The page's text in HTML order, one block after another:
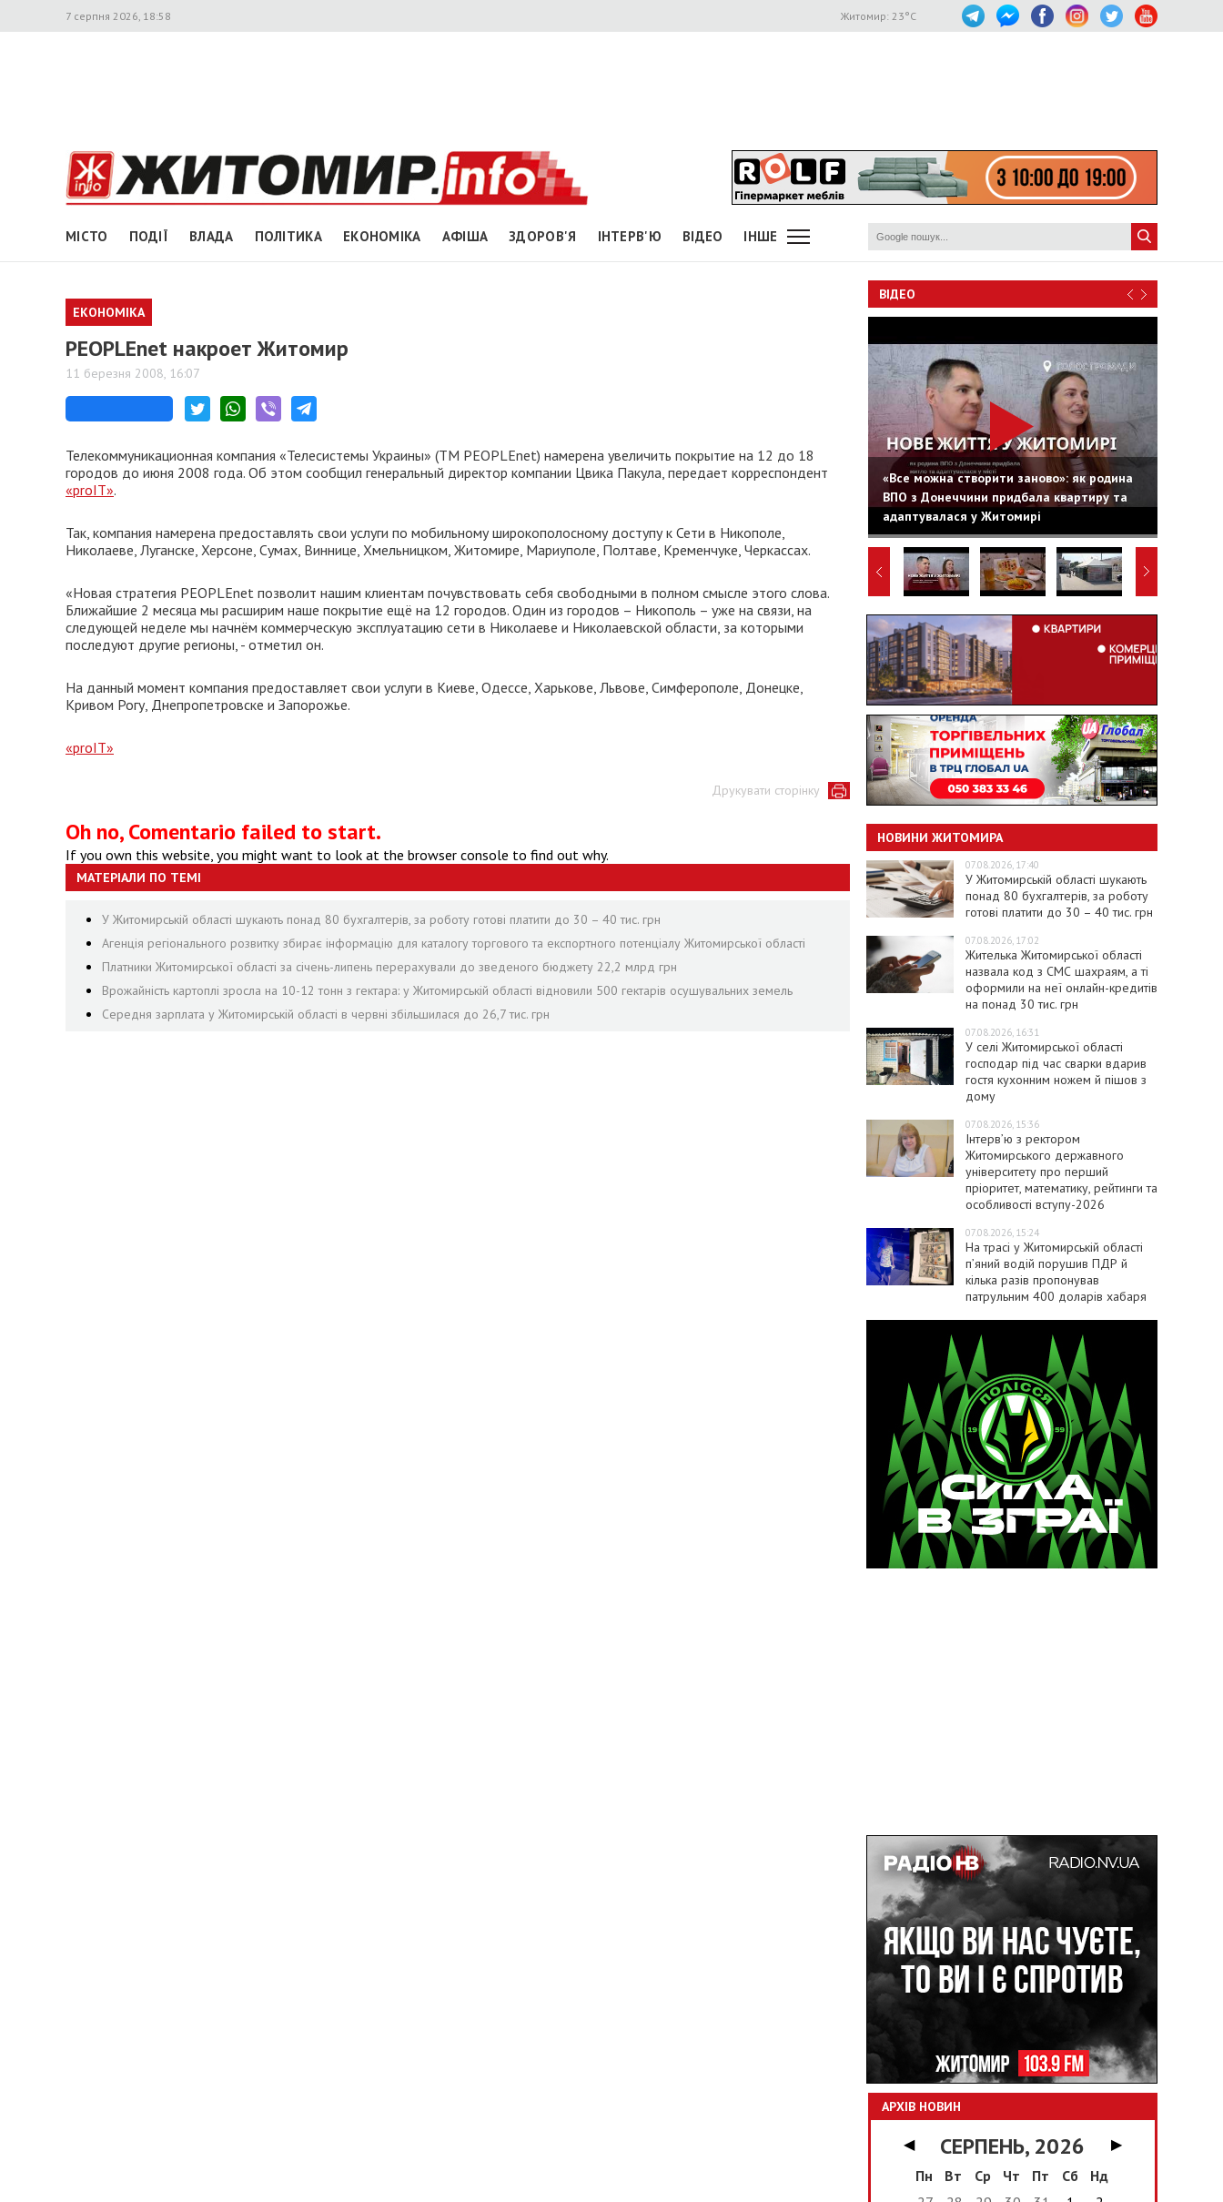
7 серпня 2026, 18:58 Житомир: 23°C
МІСТО ПОДІЇ ВЛАДА ПОЛІТИКА ЕКОНОМІКА АФІША ЗДОРОВ'Я ІНТЕРВ'Ю ВІДЕО ІНШЕ
ЕКОНОМІКА
PEOPLEnet накроет Житомир
11 березня 2008, 16:07
Телекоммуникационная компания «Телесистемы Украины» (ТМ PEOPLEnet) намерена увеличить покрытие на 12 до 18
городов до июня 2008 года. Об этом сообщил генеральный директор компании Цвика Пакула, передает корреспондент
«proIT».
Так, компания намерена предоставлять свои услуги по мобильному широкополосному доступу к Сети в Никополе,
Николаеве, Луганске, Херсоне, Сумах, Виннице, Хмельницком, Житомире, Мариуполе, Полтаве, Кременчуке, Черкассах.
«Новая стратегия PEOPLEnet позволит нашим клиентам почувствовать себя свободными в полном смысле этого слова.
Ближайшие 2 месяца мы расширим наше покрытие ещё на 12 городов. Один из городов – Никополь – уже на связи, на
следующей неделе мы начнём коммерческую эксплуатацию сети в Николаеве и Николаевской области, за которыми
последуют другие регионы, - отметил он.
На данный момент компания предоставляет свои услуги в Киеве, Одессе, Харькове, Львове, Симферополе, Донецке,
Кривом Рогу, Днепропетровске и Запорожье.
«proIT»
Друкувати сторінку
Oh no, Comentario failed to start.
If you own this website, you might want to look at the browser console to find out why.
МАТЕРІАЛИ ПО ТЕМІ
У Житомирській області шукають понад 80 бухгалтерів, за роботу готові платити до 30 – 40 тис. грн
Агенція регіонального розвитку збирає інформацію для каталогу торгового та експортного потенціалу Житомирської області
Платники Житомирської області за січень-липень перерахували до зведеного бюджету 22,2 млрд грн
Врожайність картоплі зросла на 10-12 тонн з гектара: у Житомирській області відновили 500 гектарів осушувальних земель
Середня зарплата у Житомирській області в червні збільшилася до 26,7 тис. грн
ВІДЕО
«Все можна створити заново»: як родина
ВПО з Донеччини придбала квартиру та
адаптувалася у Житомирі
НОВИНИ ЖИТОМИРА
07.08.2026, 17:40
У Житомирській області шукають
понад 80 бухгалтерів, за роботу
готові платити до 30 – 40 тис. грн
07.08.2026, 17:02
Жителька Житомирської області
назвала код з СМС шахраям, а ті
оформили на неї онлайн-кредитів
на понад 30 тис. грн
07.08.2026, 16:31
У селі Житомирської області
господар під час сварки вдарив
гостя кухонним ножем й пішов з
дому
07.08.2026, 15:36
Інтерв’ю з ректором
Житомирського державного
університету про перший
пріоритет, математику, рейтинги та
особливості вступу-2026
07.08.2026, 15:24
На трасі у Житомирській області
п’яний водій порушив ПДР й
кілька разів пропонував
патрульним 400 доларів хабаря
АРХІВ НОВИН
◀ СЕРПЕНЬ, 2026
▶
Пн
Вт Ср Чт Пт Сб
Нд